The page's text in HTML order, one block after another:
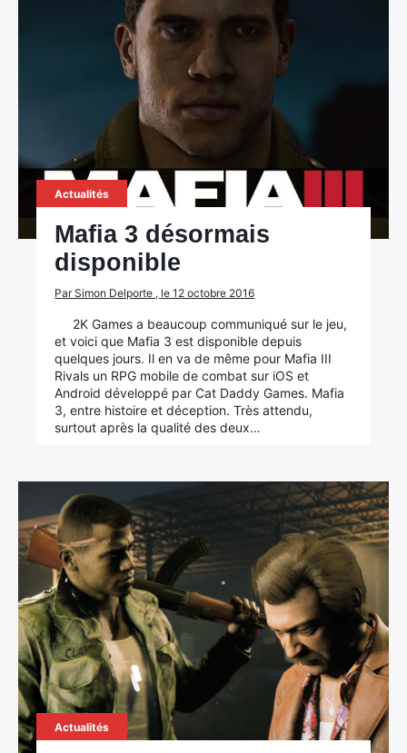
Actualités
Mafia 3 désormais
disponible
Par Simon Delporte , le 12 octobre 2016
2K Games a beaucoup communiqué sur le jeu,
et voici que Mafia 3 est disponible depuis
quelques jours. Il en va de même pour Mafia III
Rivals un RPG mobile de combat sur iOS et
Android développé par Cat Daddy Games. Mafia
3, entre histoire et déception. Très attendu,
surtout après la qualité des deux…
Actualités
×
Rechercher